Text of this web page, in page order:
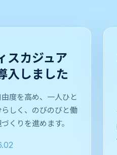
スカジュア
入しました
度を高め、一人ひと
らしく、のびのびと働
くりを進めます。